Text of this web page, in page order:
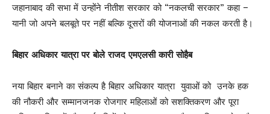
जहानाबाद की सभा में उन्होंने नीतीश सरकार को “नकलची सरकार” कहा –
यानी जो अपने बलबूते पर नहीं बल्कि दूसरों की योजनाओं की नकल करती है।
बिहार अधिकार यात्रा पर बोले राजद एमएलसी कारी सोहैब
नया बिहार बनाने का संकल्प है बिहार अधिकार यात्रा युवाओं को उनके हक
की नौकरी और सम्मानजनक रोजगार महिलाओं को सशक्तिकरण और पूरा